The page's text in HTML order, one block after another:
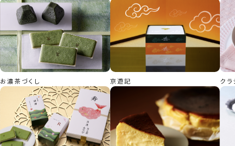
お濃茶づくし 京遊記 クラ